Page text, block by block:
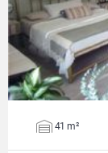
41 m²